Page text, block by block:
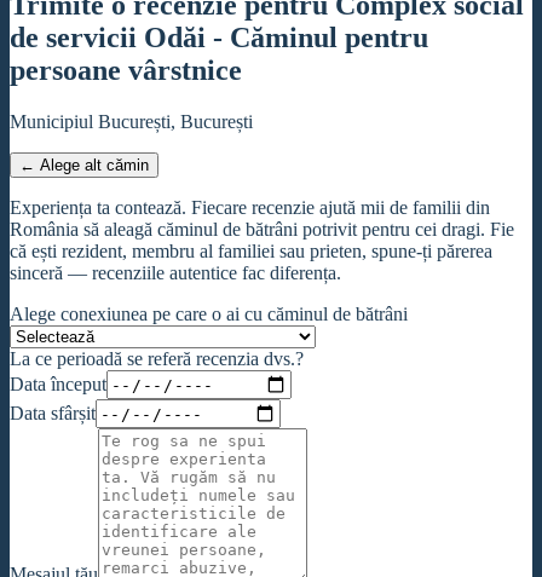
de servicii Odăi - Căminul pentru
persoane vârstnice
Municipiul București, București
← Alege alt cămin
Experiența ta contează. Fiecare recenzie ajută mii de familii din
România să aleagă căminul de bătrâni potrivit pentru cei dragi. Fie
că ești rezident, membru al familiei sau prieten, spune-ți părerea
sinceră — recenziile autentice fac diferența.
Alege conexiunea pe care o ai cu căminul de bătrâni
La ce perioadă se referă recenzia dvs.?
Data început
Data sfârșit